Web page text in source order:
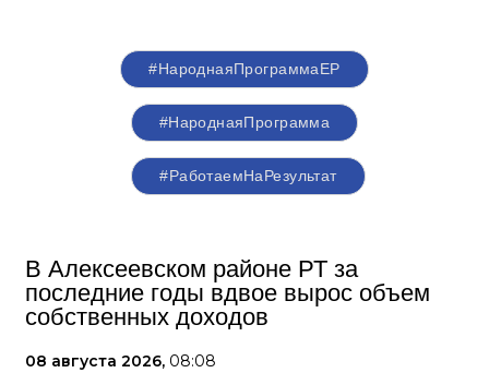
#НароднаяПрограммаЕР
#НароднаяПрограмма
#РаботаемНаРезультат
В Алексеевском районе РТ за
последние годы вдвое вырос объем
собственных доходов
08 августа 2026, 08:08